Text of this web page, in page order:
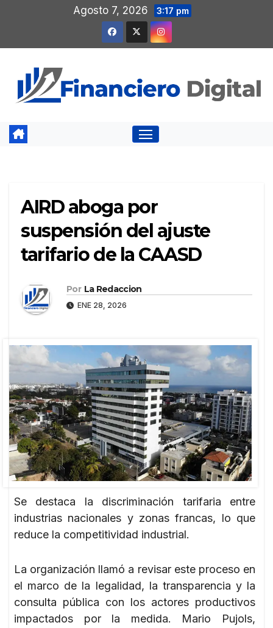
contenido
Agosto 7, 2026 3:17 pm
AIRD aboga por
suspensión del ajuste
tarifario de la CAASD
Por La Redaccion
ENE 28, 2026
Se destaca la discriminación tarifaria entre
industrias nacionales y zonas francas, lo que
reduce la competitividad industrial.
La organización llamó a revisar este proceso en
el marco de la legalidad, la transparencia y la
consulta pública con los actores productivos
impactados por la medida. Mario Pujols,